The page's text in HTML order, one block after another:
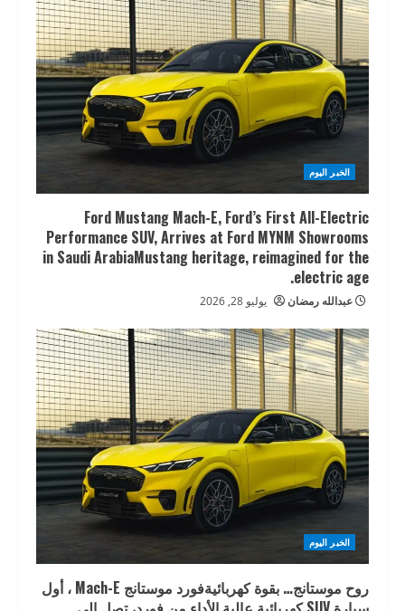
الخبر اليوم
Ford Mustang Mach-E, Ford’s First All-Electric
Performance SUV, Arrives at Ford MYNM Showrooms
in Saudi ArabiaMustang heritage, reimagined for the
electric age.
عبدالله رمضان يوليو 28, 2026
الخبر اليوم
روح موستانج… بقوة كهربائيةفورد موستانج Mach-E ، أول